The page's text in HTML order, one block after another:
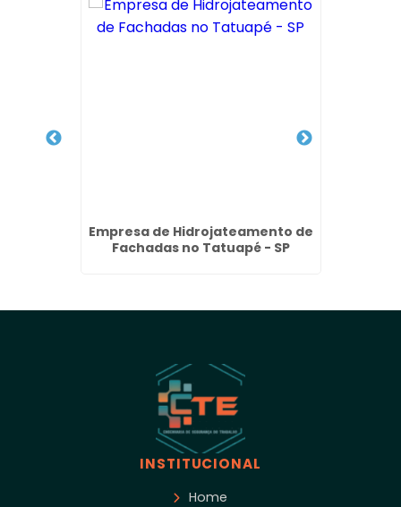
Empresa de Hidrojateamento de
Fachadas no Tatuapé - SP
INSTITUCIONAL
Home